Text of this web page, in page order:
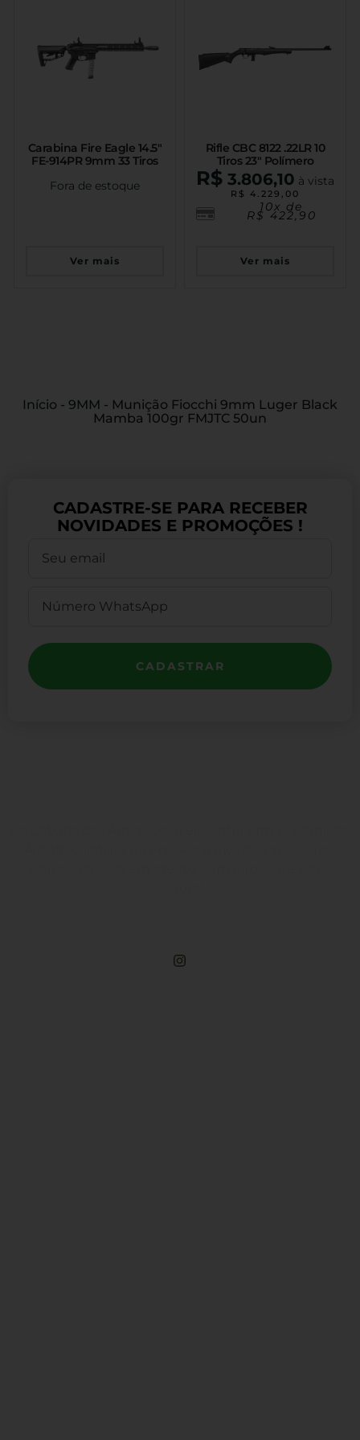
Carabina Fire Eagle 14.5″
FE-914PR 9mm 33 Tiros
Fora de estoque
Ver mais
Rifle CBC 8122 .22LR 10
Tiros 23″ Polímero
R$ 3.806,10 à vista
R$ 4.229,00
10x de
R$ 422,90
Ver mais
Início - 9MM - Munição Fiocchi 9mm Luger Black
Mamba 100gr FMJTC 50un
CADASTRE-SE PARA RECEBER
NOVIDADES E PROMOÇÕES !
CADASTRAR